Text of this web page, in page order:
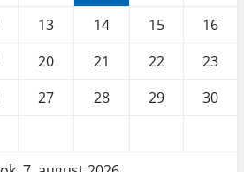
13 14 15
16
20 21 22
23
27 28 29
30